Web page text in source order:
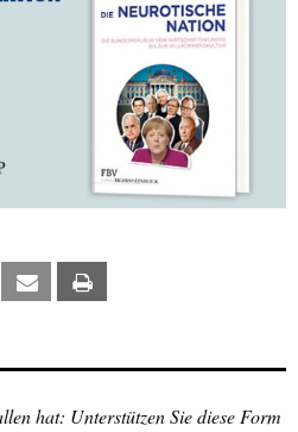
Xing Email
hat: Unterstützen Sie diese Form